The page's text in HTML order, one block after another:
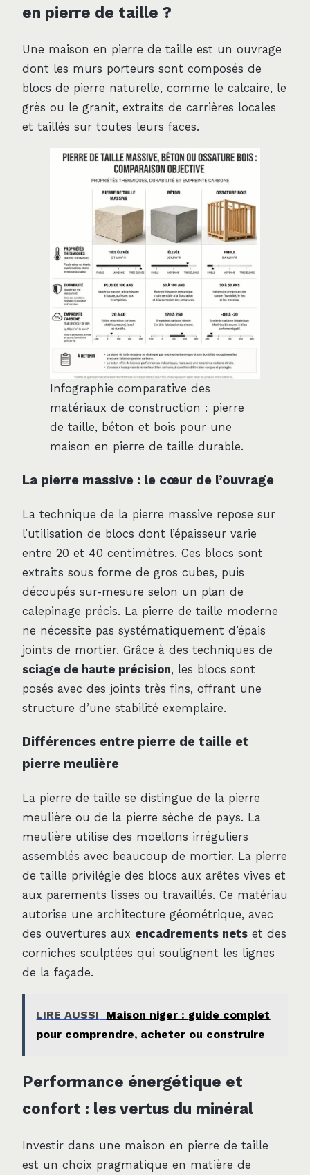
en pierre de taille ?
Une maison en pierre de taille est un ouvrage
dont les murs porteurs sont composés de
blocs de pierre naturelle, comme le calcaire, le
grès ou le granit, extraits de carrières locales
et taillés sur toutes leurs faces.
Infographie comparative des
matériaux de construction : pierre
de taille, béton et bois pour une
maison en pierre de taille durable.
La pierre massive : le cœur de l’ouvrage
La technique de la pierre massive repose sur
l’utilisation de blocs dont l’épaisseur varie
entre 20 et 40 centimètres. Ces blocs sont
extraits sous forme de gros cubes, puis
découpés sur-mesure selon un plan de
calepinage précis. La pierre de taille moderne
ne nécessite pas systématiquement d’épais
joints de mortier. Grâce à des techniques de
sciage de haute précision, les blocs sont
posés avec des joints très fins, offrant une
structure d’une stabilité exemplaire.
Différences entre pierre de taille et
pierre meulière
La pierre de taille se distingue de la pierre
meulière ou de la pierre sèche de pays. La
meulière utilise des moellons irréguliers
assemblés avec beaucoup de mortier. La pierre
de taille privilégie des blocs aux arêtes vives et
aux parements lisses ou travaillés. Ce matériau
autorise une architecture géométrique, avec
des ouvertures aux encadrements nets et des
corniches sculptées qui soulignent les lignes
de la façade.
LIRE AUSSI
Maison niger : guide complet
pour comprendre, acheter ou construire
Performance énergétique et
confort : les vertus du minéral
Investir dans une maison en pierre de taille
est un choix pragmatique en matière de